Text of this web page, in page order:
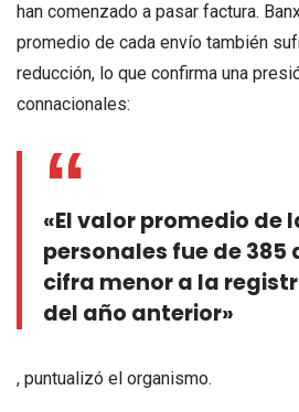
han comenzado a pasar factura.
promedio de cada envío también
reducción, lo que confirma una
connacionales:
«El valor promedio de
personales fue de 385
cifra menor a la
del año anterior»
, puntualizó el organismo.